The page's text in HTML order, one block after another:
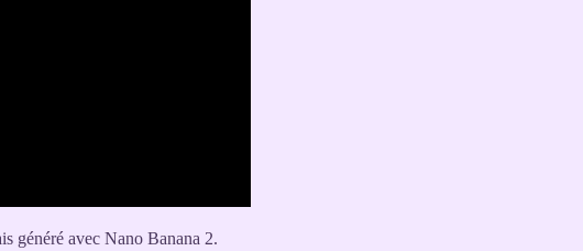
généré avec Nano Banana 2.